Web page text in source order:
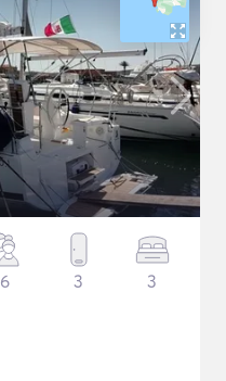
6 3 3